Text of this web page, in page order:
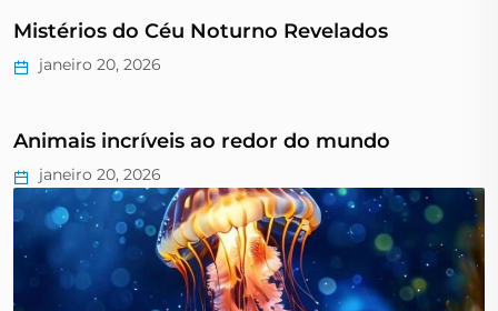
Mistérios do Céu Noturno Revelados
janeiro 20, 2026
Animais incríveis ao redor do mundo
janeiro 20, 2026